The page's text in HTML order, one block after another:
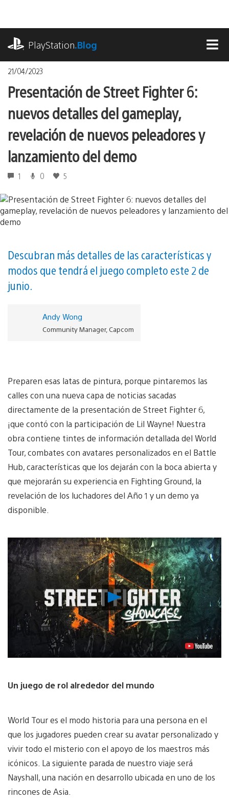
contenido
PlayStation.Blog
21/04/2023
Presentación de Street Fighter 6:
nuevos detalles del gameplay,
revelación de nuevos peleadores y
lanzamiento del demo
1 0 5
Descubran más detalles de las características y
modos que tendrá el juego completo este 2 de
junio.
Andy Wong
Community Manager, Capcom
Preparen esas latas de pintura, porque pintaremos las
calles con una nueva capa de noticias sacadas
directamente de la presentación de Street Fighter 6,
¡que contó con la participación de Lil Wayne! Nuestra
obra contiene tintes de información detallada del World
Tour, combates con avatares personalizados en el Battle
Hub, características que los dejarán con la boca abierta y
que mejorarán su experiencia en Fighting Ground, la
revelación de los luchadores del Año 1 y un demo ya
disponible.
Reproducir
Video
Un juego de rol alrededor del mundo
World Tour es el modo historia para una persona en el
que los jugadores pueden crear su avatar personalizado y
vivir todo el misterio con el apoyo de los maestros más
icónicos. La siguiente parada de nuestro viaje será
Nayshall, una nación en desarrollo ubicada en uno de los
rincones de Asia.